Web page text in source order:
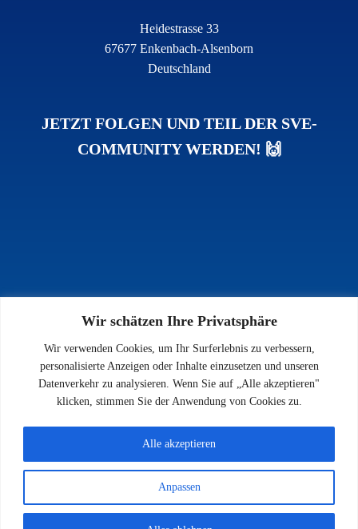
Wir schätzen Ihre Privatsphäre
Wir verwenden Cookies, um Ihr Surferlebnis zu verbessern,
personalisierte Anzeigen oder Inhalte einzusetzen und unseren
Datenverkehr zu analysieren. Wenn Sie auf „Alle akzeptieren"
klicken, stimmen Sie der Anwendung von Cookies zu.
Anpassen
Alle akzeptieren
Heidestrasse 33
67677 Enkenbach-Alsenborn
Deutschland
JETZT FOLGEN UND TEIL DER SVE-
COMMUNITY WERDEN! 🙌
INFOS
Impressum
Datenschutz
Kontakt
© 2026 SV 1923 Enkenbach e.V.